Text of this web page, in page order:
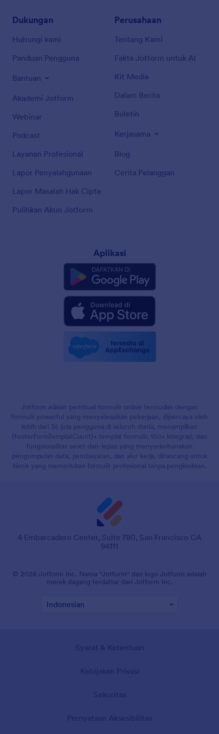
Dukungan
Hubungi kami
Panduan Pengguna
Bantuan
Akademi Jotform
Webinar
Podcast
Layanan Profesional
Lapor Penyalahgunaan
Lapor Masalah Hak Cipta
Pulihkan Akun Jotform
Perusahaan
Tentang Kami
Fakta Jotform untuk AI
Kit Media
Dalam Berita
Buletin
Kerjasama
Blog
Cerita Pelanggan
Aplikasi
Jotform adalah pembuat formulir online termudah dengan
formulir powerful yang menyelesaikan pekerjaan, dipercaya oleh
lebih dari 35 juta pengguna di seluruh dunia, menampilkan
{footerFormTemplatCount}+ templat formulir, 150+ integrasi, dan
fungsionalitas seret-dan-lepas yang menyederhanakan
pengumpulan data, pembayaran, dan alur kerja, dirancang untuk
bisnis yang memerlukan formulir profesional tanpa pengkodean.
4 Embarcadero Center, Suite 780, San Francisco CA
94111
© 2026 Jotform Inc. Nama "Jotform" dan logo Jotform adalah
merek dagang terdaftar dari Jotform Inc.
Syarat & Ketentuan
Kebijakan Privasi
Sekuritas
Pernyataan Aksesibilitas